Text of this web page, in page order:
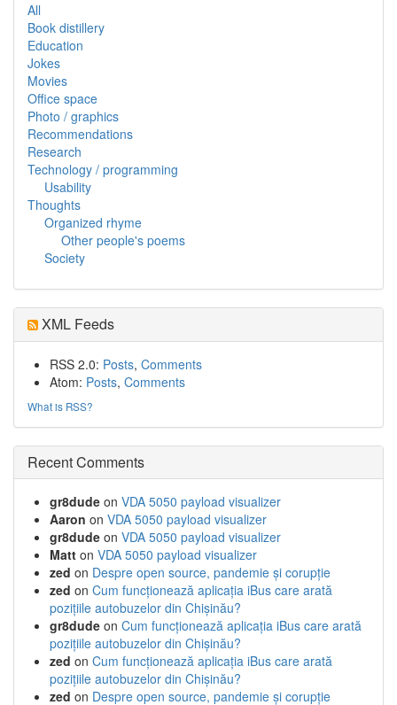
All
Book distillery
Education
Jokes
Movies
Office space
Photo / graphics
Recommendations
Research
Technology / programming
Usability
Thoughts
Organized rhyme
Other people's poems
Society
XML Feeds
RSS 2.0: Posts, Comments
Atom: Posts, Comments
What is RSS?
Recent Comments
gr8dude on VDA 5050 payload visualizer
Aaron on VDA 5050 payload visualizer
gr8dude on VDA 5050 payload visualizer
Matt on VDA 5050 payload visualizer
zed on Despre open source, pandemie și corupție
zed on Cum funcționează aplicația iBus care arată
pozițiile autobuzelor din Chișinău?
gr8dude on Cum funcționează aplicația iBus care arată
pozițiile autobuzelor din Chișinău?
zed on Cum funcționează aplicația iBus care arată
pozițiile autobuzelor din Chișinău?
zed on Despre open source, pandemie și corupție